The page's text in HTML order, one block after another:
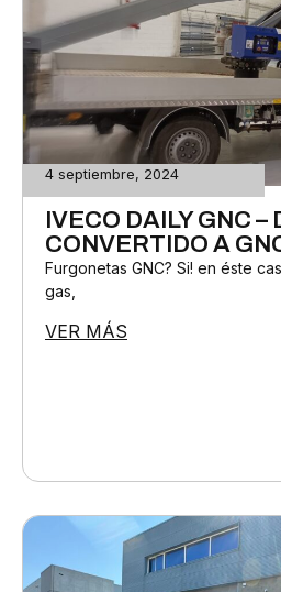
4 septiembre, 2024
IVECO DAILY GNC –
CONVERTIDO A
Furgonetas GNC? Si! en éste
gas,
VER MÁS